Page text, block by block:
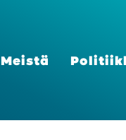
Meis­tä